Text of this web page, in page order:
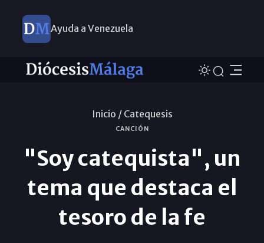
Ayuda a Venezuela
Inicio / Catequesis
CANCIÓN
"Soy catequista", un
tema que destaca el
tesoro de la fe